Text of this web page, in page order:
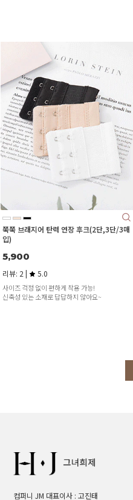
쭉쭉 브래지어 탄력 연장 후크(2단,3단/3매
입)
5,900
리뷰: 2 | 5.0
사이즈 걱정 없이 편하게 착용 가능!
신축성 있는 소재로 답답하지 않아요~
컴퍼니 JM 대표이사 : 고진태